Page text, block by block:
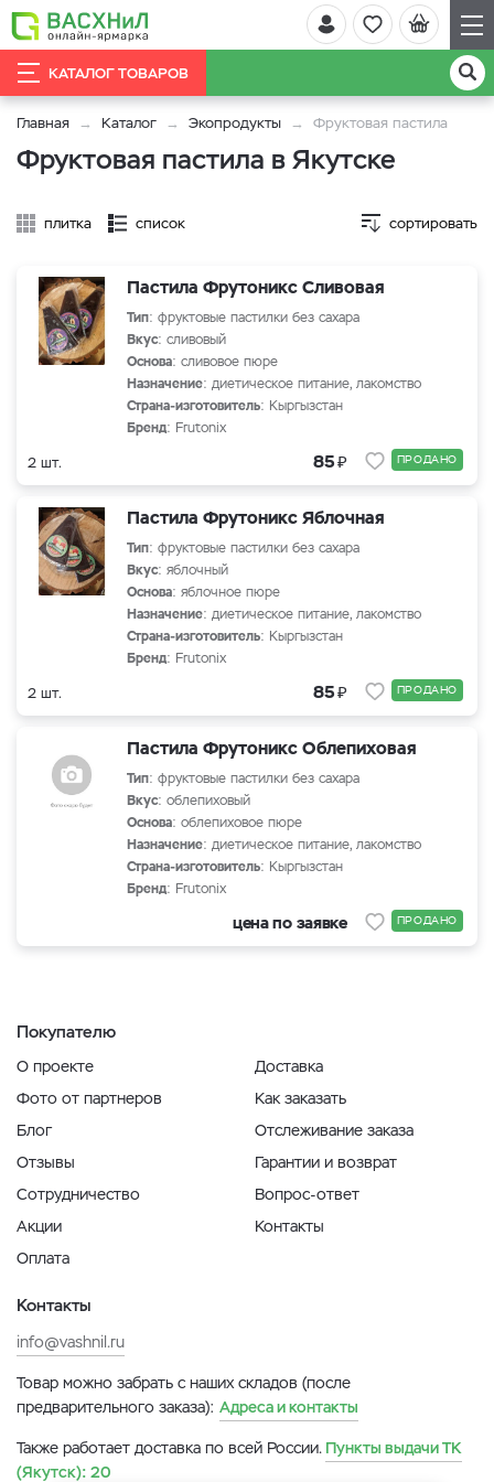
КАТАЛОГ ТОВАРОВ
Главная Каталог Экопродукты Фруктовая пастила
Фруктовая пастила в Якутске
плитка список сортировать
Пастила Фрутоникс Сливовая
Тип: фруктовые пастилки без сахара
Вкус: сливовый
Основа: сливовое пюре
Назначение: диетическое питание, лакомство
Страна-изготовитель: Кыргызстан
Бренд: Frutonix
2 шт. 85₽ ПРОДАНО
Пастила Фрутоникс Яблочная
Тип: фруктовые пастилки без сахара
Вкус: яблочный
Основа: яблочное пюре
Назначение: диетическое питание, лакомство
Страна-изготовитель: Кыргызстан
Бренд: Frutonix
2 шт. 85₽ ПРОДАНО
Пастила Фрутоникс Облепиховая
Тип: фруктовые пастилки без сахара
Вкус: облепиховый
Основа: облепиховое пюре
Назначение: диетическое питание, лакомство
Страна-изготовитель: Кыргызстан
Бренд: Frutonix
цена по заявке ПРОДАНО
Покупателю
О проекте
Фото от партнеров
Блог
Отзывы
Сотрудничество
Акции
Оплата
Доставка
Как заказать
Отслеживание заказа
Гарантии и возврат
Вопрос-ответ
Контакты
Контакты
info@vashnil.ru
Товар можно забрать с наших складов (после
предварительного заказа): Адреса и контакты
Также работает доставка по всей России. Пункты выдачи ТК
(Якутск): 20